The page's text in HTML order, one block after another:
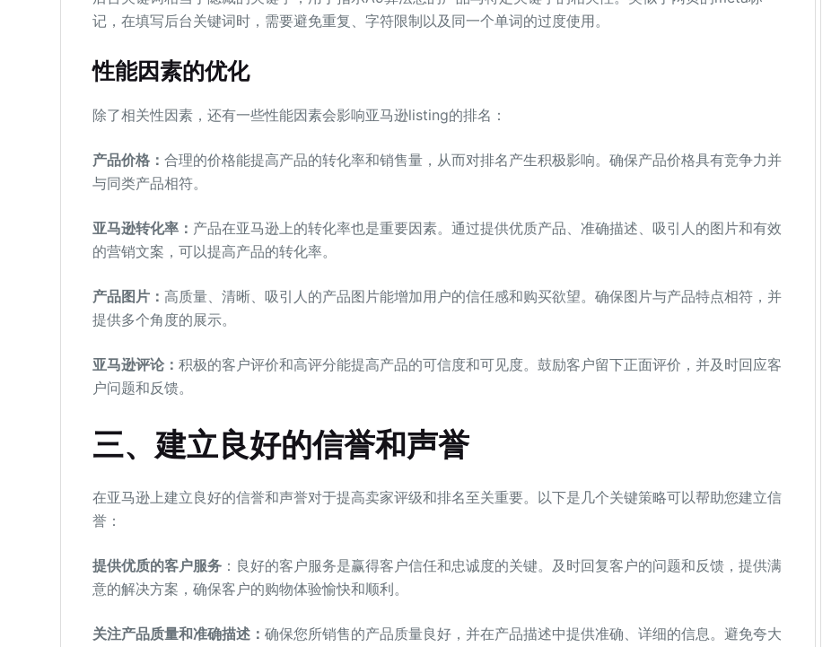
记，在填写后台关键词时，需要避免重复、字符限制以及同一个单词的过度使用。
性能因素的优化
除了相关性因素，还有一些性能因素会影响亚马逊listing的排名：
产品价格： 合理的价格能提高产品的转化率和销售量，从而对排名产生积极影响。确保产品价格具有竞争力并
与同类产品相符。
亚马逊转化率： 产品在亚马逊上的转化率也是重要因素。通过提供优质产品、准确描述、吸引人的图片和有效
的营销文案，可以提高产品的转化率。
产品图片： 高质量、清晰、吸引人的产品图片能增加用户的信任感和购买欲望。确保图片与产品特点相符，并
提供多个角度的展示。
亚马逊评论： 积极的客户评价和高评分能提高产品的可信度和可见度。鼓励客户留下正面评价，并及时回应客
户问题和反馈。
三、建立良好的信誉和声誉
在亚马逊上建立良好的信誉和声誉对于提高卖家评级和排名至关重要。以下是几个关键策略可以帮助您建立信
誉：
提供优质的客户服务：良好的客户服务是赢得客户信任和忠诚度的关键。及时回复客户的问题和反馈，提供满
意的解决方案，确保客户的购物体验愉快和顺利。
关注产品质量和准确描述： 确保您所销售的产品质量良好，并在产品描述中提供准确、详细的信息。避免夸大